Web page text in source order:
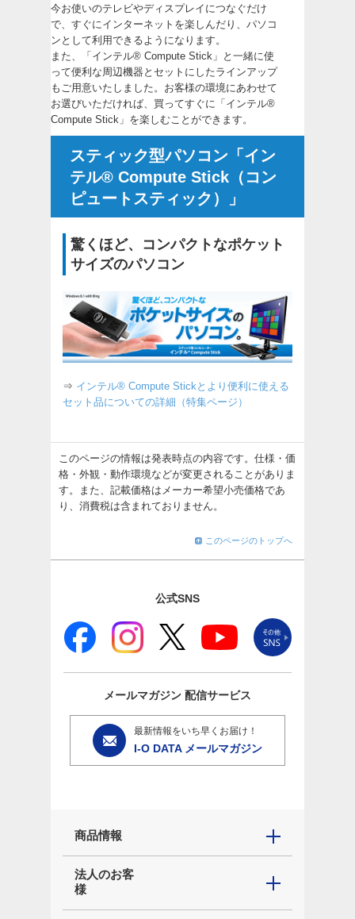
今お使いのテレビやディスプレイにつなぐだけ
で、すぐにインターネットを楽しんだり、パソコ
ンとして利用できるようになります。
また、「インテル® Compute Stick」と一緒に使
って便利な周辺機器とセットにしたラインアップ
もご用意いたしました。お客様の環境にあわせて
お選びいただければ、買ってすぐに「インテル®
Compute Stick」を楽しむことができます。
スティック型パソコン「イン
テル® Compute Stick（コン
ピュートスティック）」
驚くほど、コンパクトなポケット
サイズのパソコン
⇒ インテル® Compute Stickとより便利に使える
セット品についての詳細（特集ページ）
このページの情報は発表時点の内容です。仕様・価
格・外観・動作環境などが変更されることがありま
す。また、記載価格はメーカー希望小売価格であ
り、消費税は含まれておりません。
このページのトップへ
公式SNS
メールマガジン 配信サービス
最新情報をいち早くお届け！
I-O DATA メールマガジン
商品情報
法人のお客
様